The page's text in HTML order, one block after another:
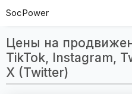
SocPower
Цены на
TikTok, Instagram,
X (Twitter)